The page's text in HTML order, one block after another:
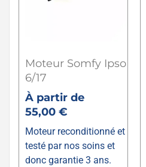
Moteur Somfy Ipso
6/17
À partir de
55,00 €
Moteur reconditionné et
testé par nos soins et
donc garantie 3 ans.